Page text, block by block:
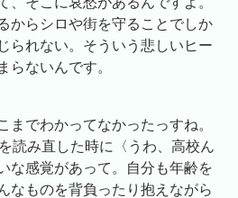
からシロや街を守ることでしか
られない。そういう悲しいヒー
らないんです。
までわかってなかったっすね。
読み直した時に〈うわ、高校ん
な感覚があって。自分も年齢を
なものを背負ったり抱えながら